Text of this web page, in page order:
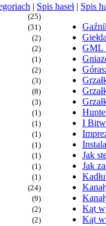
| Spis haseł| Spis
(25)
(31)
(2)
(2)
(1)
(2)
(3)
(8)
(3)
(1)
(1)
(1)
(1)
(1)
(1)
(1)
(24)
(9)
(2)
(2)
GML
I
Jak
Jak
Kąt
Kąt